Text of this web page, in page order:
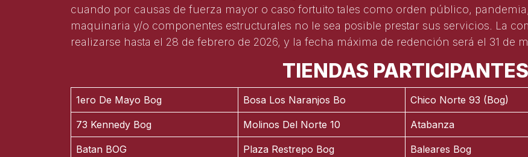
cuando por causas de fuerza mayor o caso fortuito tales como orden público,
maquinaria y/o componentes estructurales no le sea posible prestar sus servicios. La
realizarse hasta el 28 de febrero de 2026, y la fecha máxima de redención será el 31 de
TIENDAS PARTICIPANTES
1ero De Mayo Bog Bosa Los Naranjos Bo Chico Norte 93 (Bog)
73 Kennedy Bog Molinos Del Norte 10 Atabanza
Batan BOG Plaza Restrepo Bog Baleares Bog